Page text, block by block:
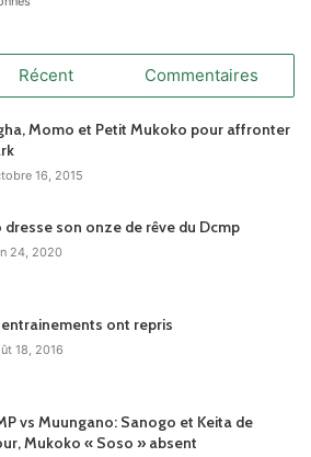
Récent Commentaires
Momo et Petit Mukoko pour affronter
16, 2015
dresse son onze de rêve du Dcmp
24, 2020
entrainements ont repris
18, 2016
vs Muungano: Sanogo et Keita de
Mukoko « Soso » absent